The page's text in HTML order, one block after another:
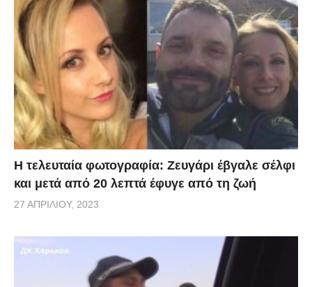
Η τελευταία φωτογραφία: Ζευγάρι έβγαλε σέλφι
και μετά από 20 λεπτά έφυγε από τη ζωή
27 ΑΠΡΙΛΊΟΥ, 2023